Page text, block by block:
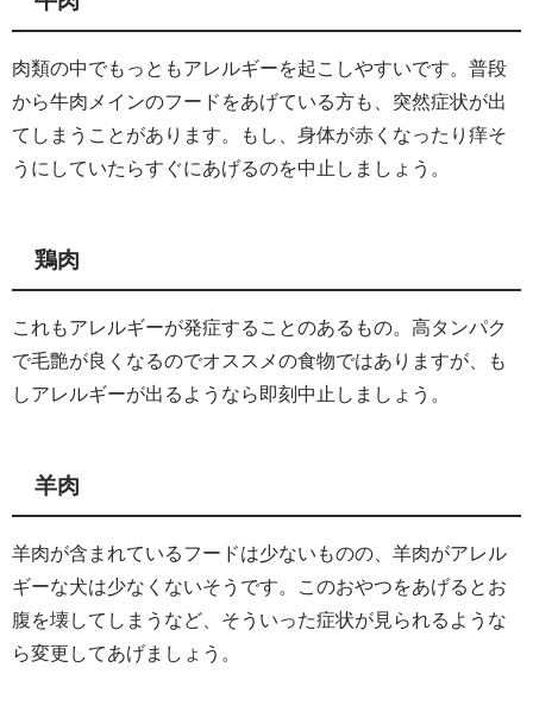
肉類の中でもっともアレルギーを起こしやすいです。普段
から牛肉メインのフードをあげている方も、突然症状が出
てしまうことがあります。もし、身体が赤くなったり痒そ
うにしていたらすぐにあげるのを中止しましょう。
鶏肉
これもアレルギーが発症することのあるもの。高タンパク
で毛艶が良くなるのでオススメの食物ではありますが、も
しアレルギーが出るようなら即刻中止しましょう。
羊肉
羊肉が含まれているフードは少ないものの、羊肉がアレル
ギーな犬は少なくないそうです。このおやつをあげるとお
腹を壊してしまうなど、そういった症状が見られるような
ら変更してあげましょう。